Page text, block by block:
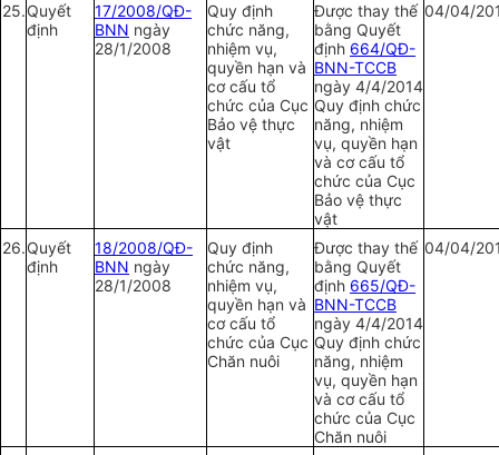
25.Quyết
định
17/2008/QĐ-
BNN ngày
28/1/2008
Quy định
chức năng,
nhiệm vụ,
quyền hạn và
cơ cấu tổ
chức của Cục
Bảo vệ thực
vật
Được thay thế
bằng Quyết
định 664/QĐ-
BNN-TCCB
ngày 4/4/2014
Quy định chức
năng, nhiệm
vụ, quyền hạn
và cơ cấu tổ
chức của Cục
Bảo vệ thực
vật
04/04/
26.Quyết
định
18/2008/QĐ-
BNN ngày
28/1/2008
Quy định
chức năng,
nhiệm vụ,
quyền hạn và
cơ cấu tổ
chức của Cục
Chăn nuôi
Được thay thế
bằng Quyết
định 665/QĐ-
BNN-TCCB
ngày 4/4/2014
Quy định chức
năng, nhiệm
vụ, quyền hạn
và cơ cấu tổ
chức của Cục
Chăn nuôi
04/04/